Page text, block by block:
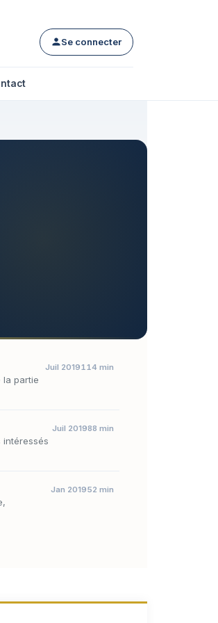
Se connecter
la partie
Juil 2019114 min
intéressés
Juil 201988 min
Jan 201952 min